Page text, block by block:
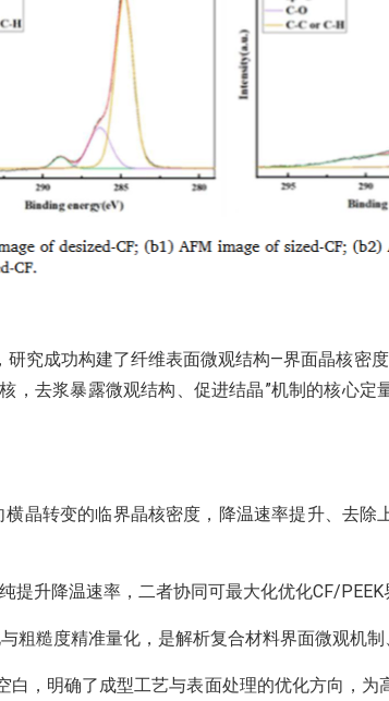
究成功构建了纤维表面微观结构—界面晶核密
，去浆暴露微观结构、促进结晶”机制的核心定
晶转变的临界晶核密度，降温速率提升、去除
升降温速率，二者协同可最大化优化CF/PEEK
糙度精准量化，是解析复合材料界面微观机制
，明确了成型工艺与表面处理的优化方向，为